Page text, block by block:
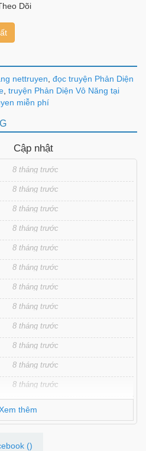
Dõi
nettruyen đọc truyện Phản Diện
, truyện Phản Diện Vô Năng tại
miễn phí
Cập nhật
8 tháng trước
8 tháng trước
8 tháng trước
8 tháng trước
8 tháng trước
8 tháng trước
8 tháng trước
8 tháng trước
8 tháng trước
8 tháng trước
8 tháng trước
8 tháng trước
8 tháng trước
8 tháng trước
thêm
()